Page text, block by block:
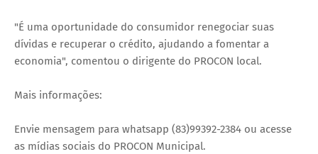
"É uma oportunidade do consumidor renegociar suas
dívidas e recuperar o crédito, ajudando a fomentar a
economia", comentou o dirigente do PROCON local.
Mais informações:
Envie mensagem para whatsapp (83)99392-2384 ou acesse
as mídias sociais do PROCON Municipal.